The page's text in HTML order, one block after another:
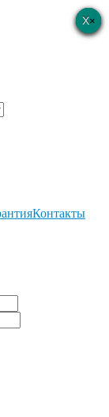
×
Контакты
×
×
×
×